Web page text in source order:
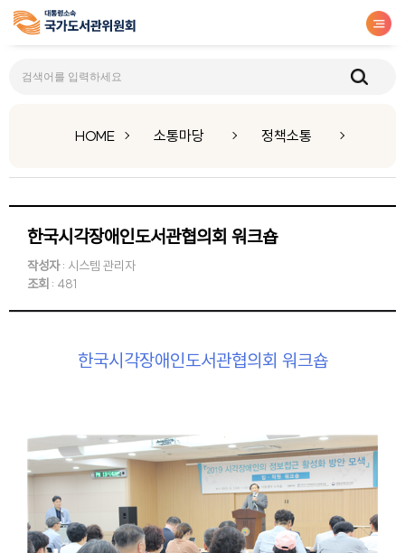
HOME 소통마당 정책소통
한국시각장애인도서관협의회 워크숍
작성자: 시스템 관리자
조회 : 481
한국시각장애인도서관협의회 워크숍